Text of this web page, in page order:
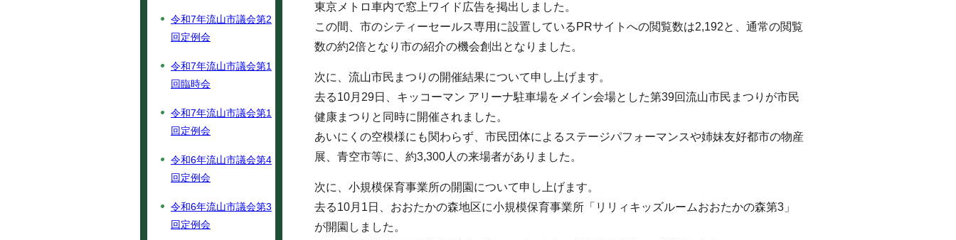
東京メトロ車内で窓上ワイド広告を掲出しました。
この間、市のシティーセールス専用に設置しているPRサイトへの閲覧数は2,192と、通常の閲覧
数の約2倍となり市の紹介の機会創出となりました。
次に、流山市民まつりの開催結果について申し上げます。
去る10月29日、キッコーマン アリーナ駐車場をメイン会場とした第39回流山市民まつりが市民
健康まつりと同時に開催されました。
あいにくの空模様にも関わらず、市民団体によるステージパフォーマンスや姉妹友好都市の物産
展、青空市等に、約3,300人の来場者がありました。
次に、小規模保育事業所の開園について申し上げます。
去る10月1日、おおたかの森地区に小規模保育事業所「リリィキッズルームおおたかの森第3」
が開園しました。
令和7年流山市議会第2
回定例会
令和7年流山市議会第1
回臨時会
令和7年流山市議会第1
回定例会
令和6年流山市議会第4
回定例会
令和6年流山市議会第3
回定例会